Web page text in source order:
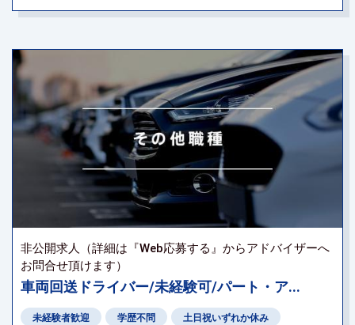
非公開求人（詳細は『Web応募する』からアドバイザーへ
お問合せ頂けます）
車両回送ドライバー/未経験可/パート・ア...
未経験者歓迎 学歴不問 土日祝いずれか休み